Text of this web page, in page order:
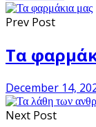
Prev Post
Τα
December 14,
Next Post